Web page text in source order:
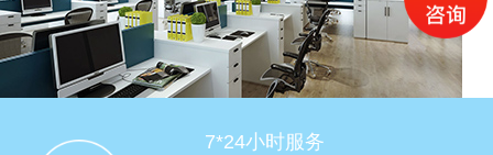
7*24小时服务